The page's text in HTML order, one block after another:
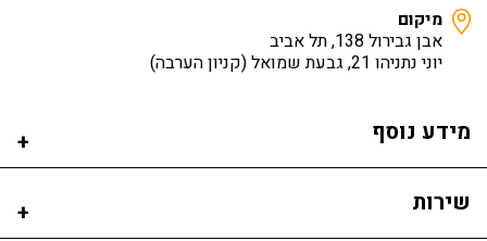
מיקום
אבן גבירול 138, תל אביב
יוני נתניהו 21, גבעת שמואל
(קניון הערבה)
מידע נוסף
שירות